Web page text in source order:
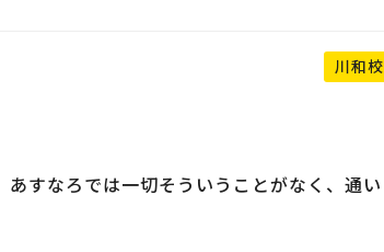
川和校
すなろでは一切そういうことがなく、通い